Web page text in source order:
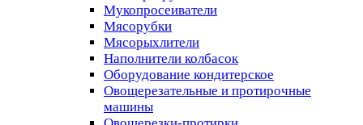
Мукопросеиватели
Мясорубки
Мясорыхлители
Наполнители колбасок
Оборудование кондитерское
Овощерезательные и протирочные
машины